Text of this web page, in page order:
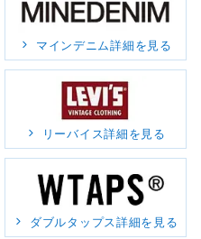
マインデニム詳細を見る
リーバイス詳細を見る
ダブルタップス詳細を見る